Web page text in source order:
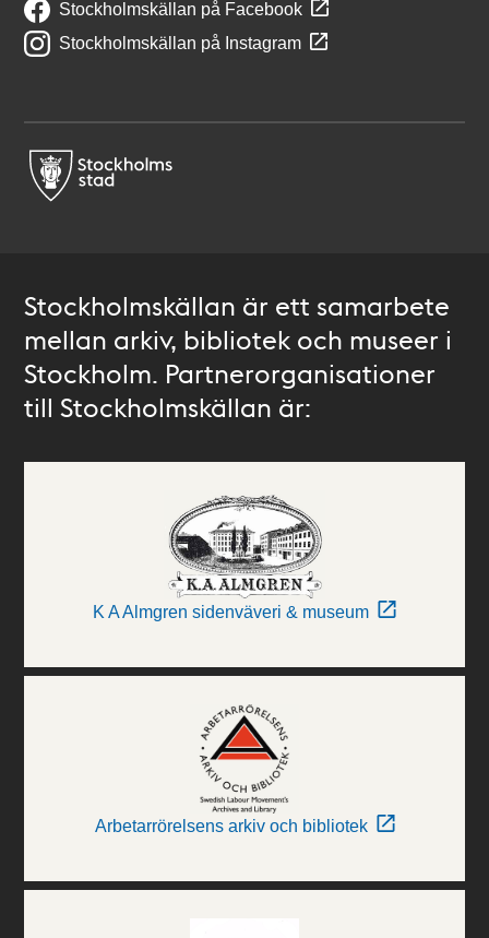
Stockholmskällan på Facebook
Stockholmskällan på Instagram
Stockholmskällan är ett samarbete
mellan arkiv, bibliotek och museer i
Stockholm. Partnerorganisationer
till Stockholmskällan är:
K A Almgren sidenväveri & museum
Arbetarrörelsens arkiv och bibliotek